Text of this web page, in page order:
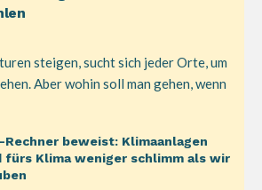
steigen, sucht sich jeder Orte, um
Aber wohin soll man gehen, wenn
Rechner beweist: Klimaanlagen
fürs Klima weniger schlimm als wir